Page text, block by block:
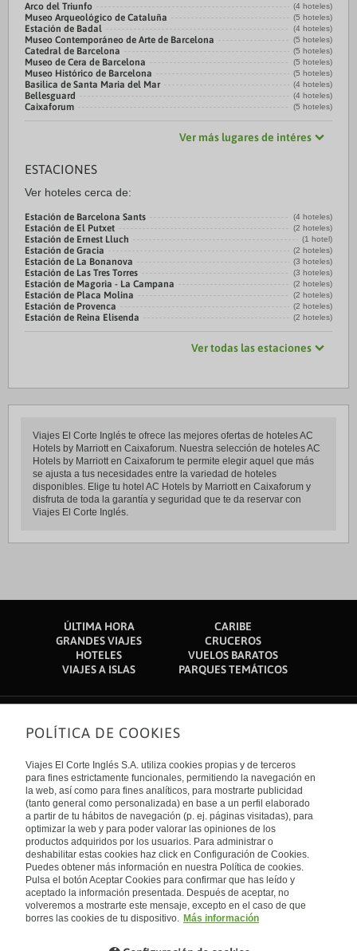
Arco del Triunfo (4 hoteles)
Museo Arqueológico de Cataluña (5 hoteles)
Estación de Badal (4 hoteles)
Museo Contemporáneo de Arte de Barcelona (5 hoteles)
Catedral de Barcelona (5 hoteles)
Museo de Cera de Barcelona (5 hoteles)
Museo Histórico de Barcelona (5 hoteles)
Basilica de Santa Maria del Mar (4 hoteles)
Bellesguard (4 hoteles)
Caixaforum (5 hoteles)
Ver más lugares de intéres
ESTACIONES
Ver hoteles cerca de:
Estación de Barcelona Sants (4 hoteles)
Estación de El Putxet (2 hoteles)
Estación de Ernest Lluch (1 hotel)
Estación de Gracia (2 hoteles)
Estación de La Bonanova (3 hoteles)
Estación de Las Tres Torres (3 hoteles)
Estación de Magoria - La Campana (2 hoteles)
Estación de Placa Molina (2 hoteles)
Estación de Provenca (2 hoteles)
Estación de Reina Elisenda (2 hoteles)
Ver todas las estaciones
Viajes El Corte Inglés te ofrece las mejores ofertas de hoteles AC
Hotels by Marriott en Caixaforum. Nuestra selección de hoteles AC
Hotels by Marriott en Caixaforum te permite elegir aquel que más
se ajusta a tus necesidades entre la variedad de hoteles
disponibles. Elige tu hotel AC Hotels by Marriott en Caixaforum y
disfruta de toda la garantía y seguridad que te da reservar con
Viajes El Corte Inglés.
ÚLTIMA HORA
CARIBE
GRANDES VIAJES
CRUCEROS
HOTELES
VUELOS BARATOS
VIAJES A ISLAS
PARQUES TEMÁTICOS
Sobre nosotros
Quiénes somos
Financiación
Sostenibilidad
Turismo accesible
Tarjeta El Corte Inglés
Trabaja con nosotros
El Corte Inglés
Canal Ético
Enlaces de interés
Guías de viaje
Catálogos
Auto check-in
Condiciones Generales
Política de privacidad
Política de cookies
Accesibilidad
Empresas/ Grupos
Internacional
España
Visita nuestro blog
Blog de Viajes el Corte inglés
POLÍTICA DE COOKIES
Viajes El Corte Inglés S.A. utiliza cookies propias y de terceros
para fines estrictamente funcionales, permitiendo la navegación en
la web, así como para fines analíticos, para mostrarte publicidad
(tanto general como personalizada) en base a un perfil elaborado
a partir de tu hábitos de navegación (p. ej. páginas visitadas), para
optimizar la web y para poder valorar las opiniones de los
productos adquiridos por los usuarios. Para administrar o
deshabilitar estas cookies haz click en Configuración de Cookies.
Puedes obtener más información en nuestra Política de cookies.
Pulsa el botón Aceptar Cookies para confirmar que has leído y
aceptado la información presentada. Después de aceptar, no
volveremos a mostrarte este mensaje, excepto en el caso de que
borres las cookies de tu dispositivo. Más información